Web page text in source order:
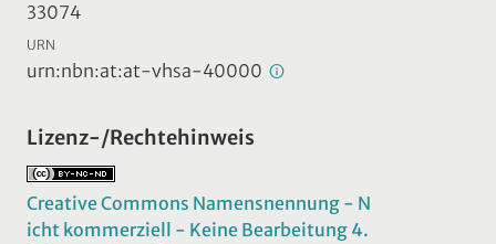
33074
URN
urn:nbn:at:at-vhsa-40000
Lizenz-/Rechtehinweis
Creative Commons Namensnennung - N
icht kommerziell - Keine Bearbeitung 4.